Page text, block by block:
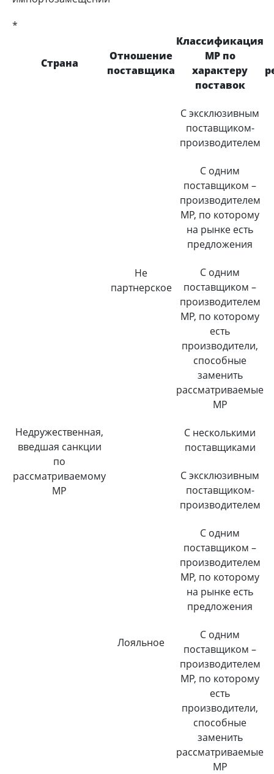
*
Страна
Отношение
поставщика
Классификация
МР по
характеру
поставок
Недружественная,
введшая санкции
по
рассматриваемому
МР
Не
партнерское
С эксклюзивным
поставщиком-
производителем
С одним
поставщиком –
производителем
МР, по которому
на рынке есть
предложения
С одним
поставщиком –
производителем
МР, по которому
есть
производители,
способные
заменить
рассматриваемые
МР
С несколькими
поставщиками
Лояльное
С эксклюзивным
поставщиком-
производителем
С одним
поставщиком –
производителем
МР, по которому
на рынке есть
предложения
С одним
поставщиком –
производителем
МР, по которому
есть
производители,
способные
заменить
рассматриваемые
МР